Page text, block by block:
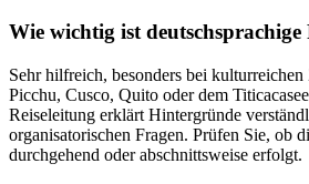
Wie wichtig ist deutschsprachige
Sehr hilfreich, besonders bei
Picchu, Cusco, Quito oder dem
Reiseleitung erklärt Hintergründe
organisatorischen Fragen. Prüfen Sie, ob
durchgehend oder abschnittsweise erfolgt.